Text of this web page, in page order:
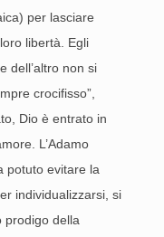
per lasciare
libertà. Egli
dell’altro non si
crocifisso”,
Dio è entrato in
L’Adamo
potuto evitare la
individualizzarsi, si
prodigo della